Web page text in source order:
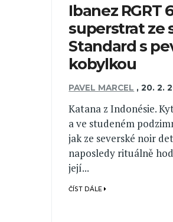
Ibanez RGRT
superstrat ze
Standard s
kobylkou
PAVEL MARCEL ,20. 2.
Katana z Indonésie.
a ve studeném
jak ze severské noir
naposledy rituálně
její...
ČÍST DÁLE